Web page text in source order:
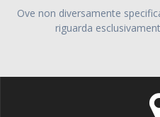
Ove non diversamente
riguarda